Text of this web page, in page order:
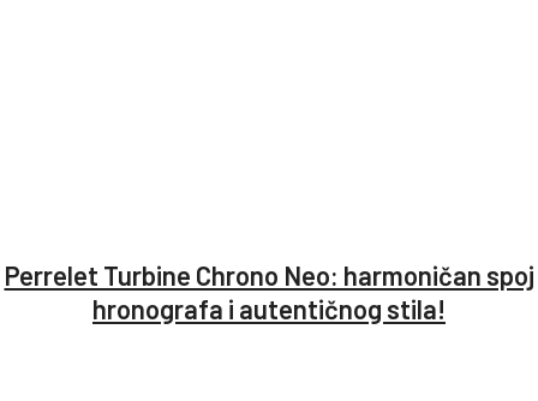
Perrelet Turbine Chrono Neo: harmoničan spoj
hronografa i autentičnog stila!